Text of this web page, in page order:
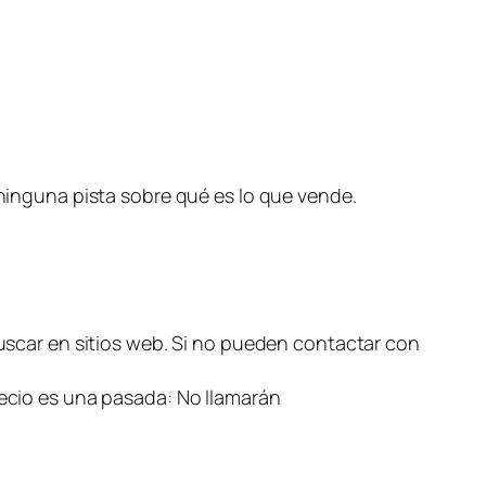
pista sobre qué es lo que vende.
en sitios web. Si no pueden contactar con
es una pasada: No llamarán